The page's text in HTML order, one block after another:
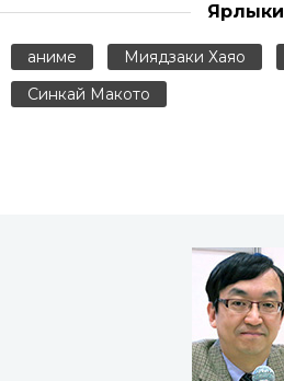
Ярлыки
аниме Миядзаки Хаяо
Синкай Макото